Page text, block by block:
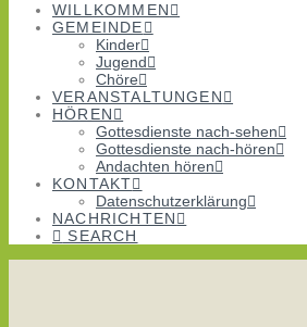
WILLKOMMEN
GEMEINDE
Kinder
Jugend
Chöre
VERANSTALTUNGEN
HÖREN
Gottesdienste nach-sehen
Gottesdienste nach-hören
Andachten hören
KONTAKT
Datenschutzerklärung
NACHRICHTEN
SEARCH